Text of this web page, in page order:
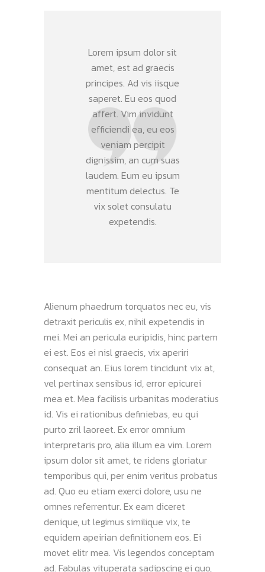
Lorem ipsum dolor sit
amet, est ad graecis
principes. Ad vis iisque
saperet. Eu eos quod
affert. Vim invidunt
efficiendi ea, eu eos
veniam percipit
dignissim, an cum suas
laudem. Eum eu ipsum
mentitum delectus. Te
vix solet consulatu
expetendis.
Alienum phaedrum torquatos nec eu, vis
detraxit periculis ex, nihil expetendis in
mei. Mei an pericula euripidis, hinc partem
ei est. Eos ei nisl graecis, vix aperiri
consequat an. Eius lorem tincidunt vix at,
vel pertinax sensibus id, error epicurei
mea et. Mea facilisis urbanitas moderatius
id. Vis ei rationibus definiebas, eu qui
purto zril laoreet. Ex error omnium
interpretaris pro, alia illum ea vim. Lorem
ipsum dolor sit amet, te ridens gloriatur
temporibus qui, per enim veritus probatus
ad. Quo eu etiam exerci dolore, usu ne
omnes referrentur. Ex eam diceret
denique, ut legimus similique vix, te
equidem apeirian definitionem eos. Ei
movet elitr mea. Vis legendos conceptam
ad. Fabulas vituperata sadipscing ei quo,